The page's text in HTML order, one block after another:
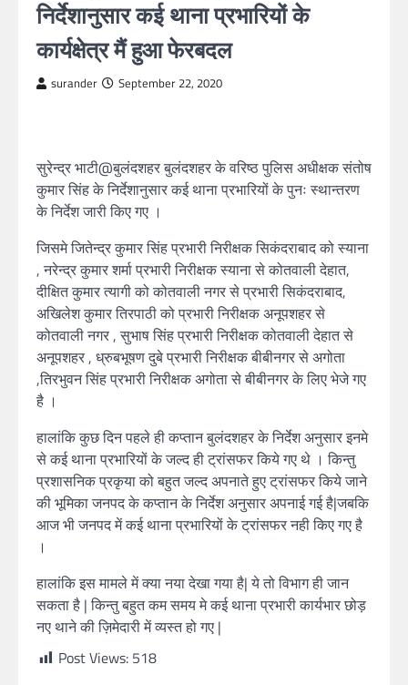
निर्देशानुसार कई थाना प्रभारियों के
कार्यक्षेत्र मैं हुआ फेरबदल
surander September 22, 2020
सुरेन्द्र भाटी@बुलंदशहर बुलंदशहर के वरिष्ठ पुलिस अधीक्षक संतोष
कुमार सिंह के निर्देशानुसार कई थाना प्रभारियों के पुनः स्थान्तरण
के निर्देश जारी किए गए ।
जिसमे जितेन्द्र कुमार सिंह प्रभारी निरीक्षक सिकंदराबाद को स्याना
, नरेन्द्र कुमार शर्मा प्रभारी निरीक्षक स्याना से कोतवाली देहात,
दीक्षित कुमार त्यागी को कोतवाली नगर से प्रभारी सिकंदराबाद,
अखिलेश कुमार तिरपाठी को प्रभारी निरीक्षक अनूपशहर से
कोतवाली नगर , सुभाष सिंह प्रभारी निरीक्षक कोतवाली देहात से
अनूपशहर , ध्रुबभूषण दुबे प्रभारी निरीक्षक बीबीनगर से अगोता
,तिरभुवन सिंह प्रभारी निरीक्षक अगोता से बीबीनगर के लिए भेजे गए
है ।
हालांकि कुछ दिन पहले ही कप्तान बुलंदशहर के निर्देश अनुसार इनमे
से कई थाना प्रभारियों के जल्द ही ट्रांसफर किये गए थे । किन्तु
प्रशासनिक प्रकृया को बहुत जल्द अपनाते हुए ट्रांसफर किये जाने
की भूमिका जनपद के कप्तान के निर्देश अनुसार अपनाई गई है|जबकि
आज भी जनपद में कई थाना प्रभारियों के ट्रांसफर नही किए गए है
।
हालांकि इस मामले में क्या नया देखा गया है| ये तो विभाग ही जान
सकता है | किन्तु बहुत कम समय मे कई थाना प्रभारी कार्यभार छोड़
नए थाने की ज़िमेदारी में व्यस्त हो गए |
Post Views: 518